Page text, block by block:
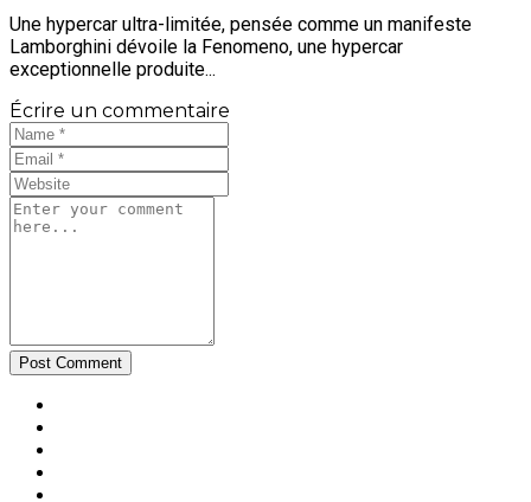
Une hypercar ultra-limitée, pensée comme un manifeste
Lamborghini dévoile la Fenomeno, une hypercar
exceptionnelle produite...
Écrire un commentaire